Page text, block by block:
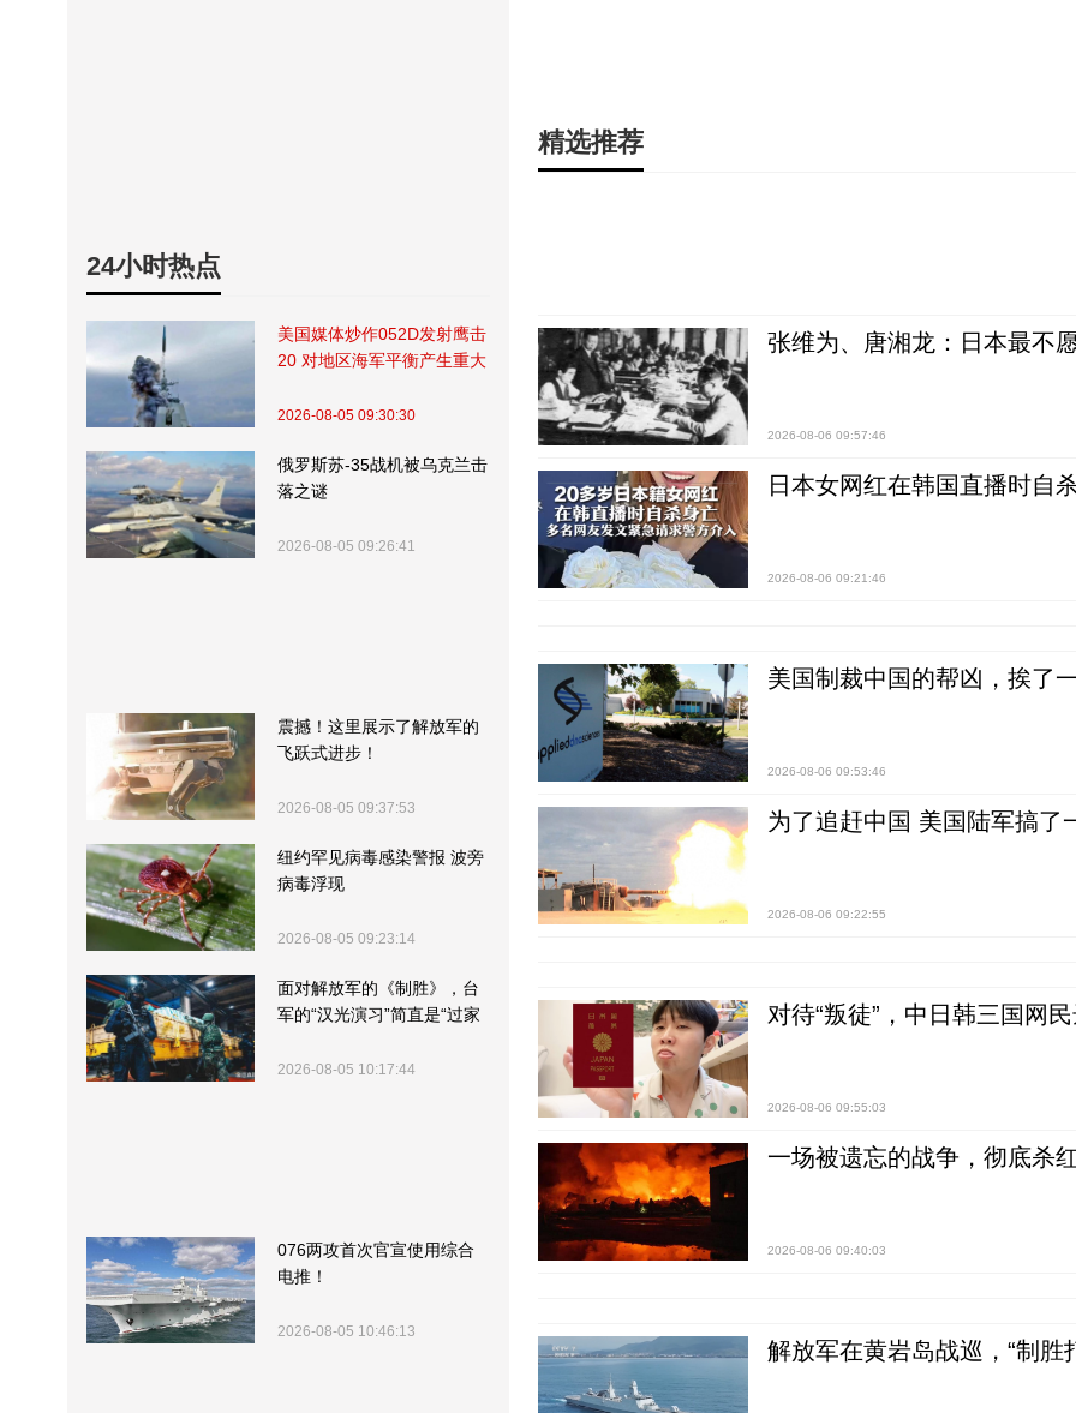
24小时热点
美国媒体炒作052D发射鹰击
20 对地区海军平衡产生重大
2026-08-05 09:30:30
俄罗斯苏-35战机被乌克兰击
落之谜
2026-08-05 09:26:41
震撼！这里展示了解放军的
飞跃式进步！
2026-08-05 09:37:53
纽约罕见病毒感染警报 波旁
病毒浮现
2026-08-05 09:23:14
面对解放军的《制胜》，台
军的“汉光演习”简直是“过家
2026-08-05 10:17:44
076两攻首次官宣使用综合
电推！
2026-08-05 10:46:13
精选推荐
张维为、唐湘龙：日本最不
2026-08-06 09:57:46
日本女网红在韩国直播时自
2026-08-06 09:21:46
美国制裁中国的帮凶，挨了
2026-08-06 09:53:46
为了追赶中国 美国陆军搞了
2026-08-06 09:22:55
对待“叛徒”，中日韩三国网
2026-08-06 09:55:03
一场被遗忘的战争，彻底杀
2026-08-06 09:40:03
解放军在黄岩岛战巡，“制胜